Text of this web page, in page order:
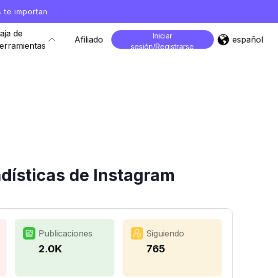
te importan
de
Afiliado
Iniciar
sesión/Registrarse
español
de Instagram
Publicaciones
2.0K
Siguiendo
765